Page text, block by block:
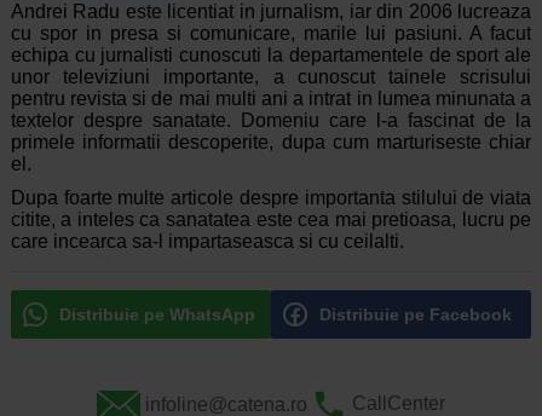
Andrei Radu este licentiat in jurnalism, iar din 2006 lucreaza
cu spor in presa si comunicare, marile lui pasiuni. A facut
echipa cu jurnalisti cunoscuti la departamentele de sport ale
unor televiziuni importante, a cunoscut tainele scrisului
pentru revista si de mai multi ani a intrat in lumea minunata a
textelor despre sanatate. Domeniu care l-a fascinat de la
primele informatii descoperite, dupa cum marturiseste chiar
el.
Dupa foarte multe articole despre importanta stilului de viata
citite, a inteles ca sanatatea este cea mai pretioasa, lucru pe
care incearca sa-l impartaseasca si cu ceilalti.
Distribuie pe WhatsApp Distribuie pe Facebook
infoline@catena.ro CallCenter